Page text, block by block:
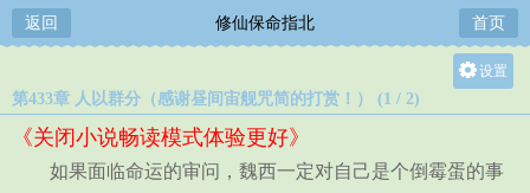
返回 修仙保命指北 首页
设置
中
第433章 人以群分（感谢昼间宙舰咒简的打赏！） (1 / 2)
《关闭小说畅读模式体验更好》
如果面临命运的审问，魏西一定对自己是个倒霉蛋的事